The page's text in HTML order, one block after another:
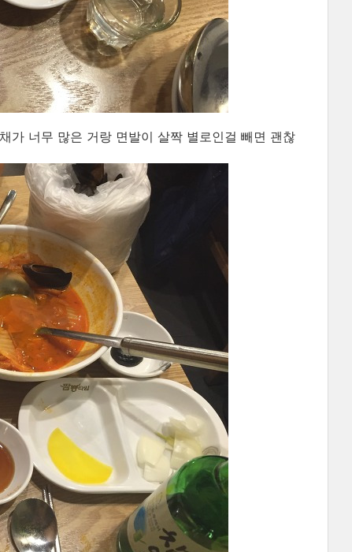
가 너무 많은 거랑 면발이 살짝 별로인걸 빼면 괜찮